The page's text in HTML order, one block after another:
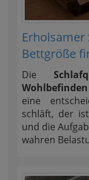
Erholsamer
Bettgröße
Die
eine
schläft, der
und die
wahren